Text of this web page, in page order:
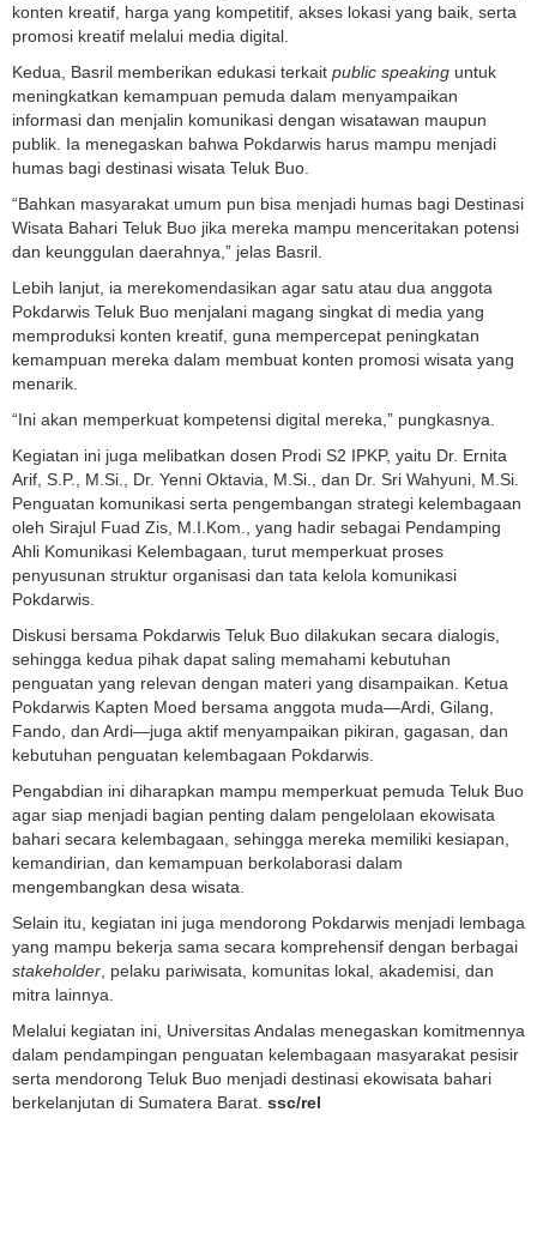
konten kreatif, harga yang kompetitif, akses lokasi yang baik, serta
promosi kreatif melalui media digital.
Kedua, Basril memberikan edukasi terkait public speaking untuk
meningkatkan kemampuan pemuda dalam menyampaikan
informasi dan menjalin komunikasi dengan wisatawan maupun
publik. Ia menegaskan bahwa Pokdarwis harus mampu menjadi
humas bagi destinasi wisata Teluk Buo.
“Bahkan masyarakat umum pun bisa menjadi humas bagi Destinasi
Wisata Bahari Teluk Buo jika mereka mampu menceritakan potensi
dan keunggulan daerahnya,” jelas Basril.
Lebih lanjut, ia merekomendasikan agar satu atau dua anggota
Pokdarwis Teluk Buo menjalani magang singkat di media yang
memproduksi konten kreatif, guna mempercepat peningkatan
kemampuan mereka dalam membuat konten promosi wisata yang
menarik.
“Ini akan memperkuat kompetensi digital mereka,” pungkasnya.
Kegiatan ini juga melibatkan dosen Prodi S2 IPKP, yaitu Dr. Ernita
Arif, S.P., M.Si., Dr. Yenni Oktavia, M.Si., dan Dr. Sri Wahyuni, M.Si.
Penguatan komunikasi serta pengembangan strategi kelembagaan
oleh Sirajul Fuad Zis, M.I.Kom., yang hadir sebagai Pendamping
Ahli Komunikasi Kelembagaan, turut memperkuat proses
penyusunan struktur organisasi dan tata kelola komunikasi
Pokdarwis.
Diskusi bersama Pokdarwis Teluk Buo dilakukan secara dialogis,
sehingga kedua pihak dapat saling memahami kebutuhan
penguatan yang relevan dengan materi yang disampaikan. Ketua
Pokdarwis Kapten Moed bersama anggota muda—Ardi, Gilang,
Fando, dan Ardi—juga aktif menyampaikan pikiran, gagasan, dan
kebutuhan penguatan kelembagaan Pokdarwis.
Pengabdian ini diharapkan mampu memperkuat pemuda Teluk Buo
agar siap menjadi bagian penting dalam pengelolaan ekowisata
bahari secara kelembagaan, sehingga mereka memiliki kesiapan,
kemandirian, dan kemampuan berkolaborasi dalam
mengembangkan desa wisata.
Selain itu, kegiatan ini juga mendorong Pokdarwis menjadi lembaga
yang mampu bekerja sama secara komprehensif dengan berbagai
stakeholder, pelaku pariwisata, komunitas lokal, akademisi, dan
mitra lainnya.
Melalui kegiatan ini, Universitas Andalas menegaskan komitmennya
dalam pendampingan penguatan kelembagaan masyarakat pesisir
serta mendorong Teluk Buo menjadi destinasi ekowisata bahari
berkelanjutan di Sumatera Barat. ssc/rel